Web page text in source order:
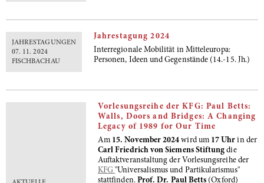
JAHRESTAGUNGEN
07. 11. 2024
FISCHBACHAU
Jahrestagung 2024
Interregionale Mobilität in Mitteleuropa:
Personen, Ideen und Gegenstände (14.-15. Jh.)
Vorlesungsreihe der KFG: Paul Betts:
Walls, Doors and Bridges: A Changing
Legacy of 1989 for Our Time
Am 15. November 2024 wird um 17 Uhr in der
Carl Friedrich von Siemens Stiftung die
Auftaktveranstaltung der Vorlesungsreihe der
KFG"Universalismus und Partikularismus"
stattfinden. Prof. Dr. Paul Betts (Oxford)